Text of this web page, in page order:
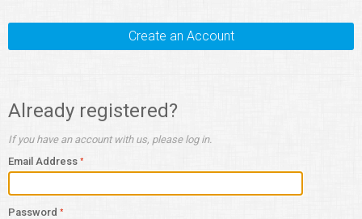
Create an Account
Already registered?
If you have an account with us, please log in.
Email Address
Password